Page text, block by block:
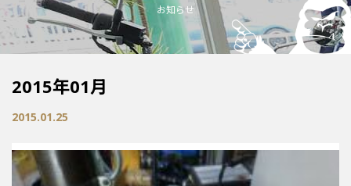
お知らせ
2015年01月
2015.01.25